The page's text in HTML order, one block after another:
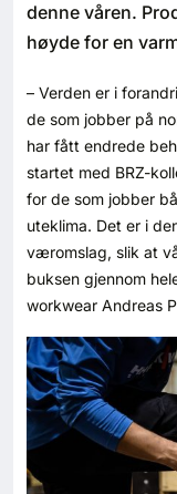
Digitalisering
Eiendom
Øvrige
Tips redaksjonen
Annonsering
Abonnere magasin
Abonnement Pluss
Kontakt oss
denne våren.
høyde for en
– Verden er i
de som jobber på
har fått endrede
startet med BRZ-
for de som jobber
uteklima. Det er i
væromslag, slik at
buksen gjennom
workwear Andreas